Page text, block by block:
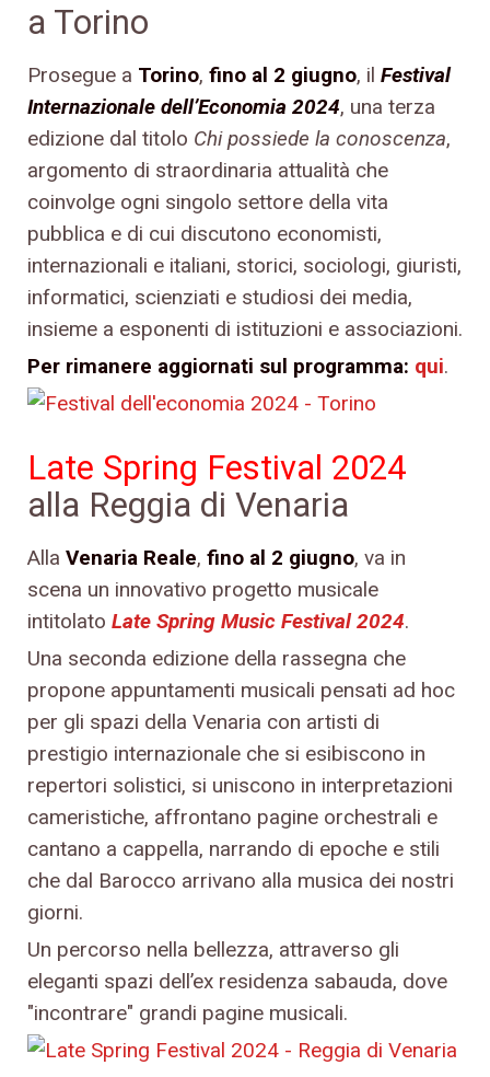
a Torino
Prosegue a Torino, fino al 2 giugno, il Festival
Internazionale dell’Economia 2024, una terza
edizione dal titolo Chi possiede la conoscenza,
argomento di straordinaria attualità che
coinvolge ogni singolo settore della vita
pubblica e di cui discutono economisti,
internazionali e italiani, storici, sociologi, giuristi,
informatici, scienziati e studiosi dei media,
insieme a esponenti di istituzioni e associazioni.
Per rimanere aggiornati sul programma: qui.
Late Spring Festival 2024
alla Reggia di Venaria
Alla Venaria Reale, fino al 2 giugno, va in
scena un innovativo progetto musicale
intitolato Late Spring Music Festival 2024.
Una seconda edizione della rassegna che
propone appuntamenti musicali pensati ad hoc
per gli spazi della Venaria con artisti di
prestigio internazionale che si esibiscono in
repertori solistici, si uniscono in interpretazioni
cameristiche, affrontano pagine orchestrali e
cantano a cappella, narrando di epoche e stili
che dal Barocco arrivano alla musica dei nostri
giorni.
Un percorso nella bellezza, attraverso gli
eleganti spazi dell’ex residenza sabauda, dove
"incontrare" grandi pagine musicali.